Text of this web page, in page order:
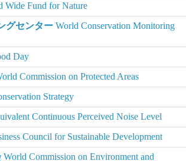
Wide Fund for Nature
グセンター World Conservation Monitoring
Day
Commission on Protected Areas
Strategy
Continuous Perceived Noise Level
Council for Sustainable Development
World Commission on Environment and